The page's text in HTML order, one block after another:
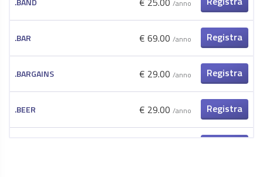
/anno
ora
.BAR € 69.00 /anno
Registra
ora
.BARGAINS € 29.00 /anno
Registra
ora
.BEER € 29.00 /anno
Registra
ora